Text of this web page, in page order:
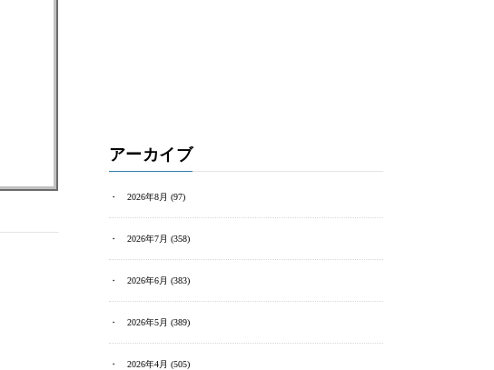
アーカイブ
2026年8月 (97)
2026年7月 (358)
2026年6月 (383)
2026年5月 (389)
2026年4月 (505)